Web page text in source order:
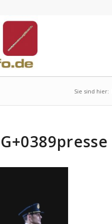
Sie sind hier: